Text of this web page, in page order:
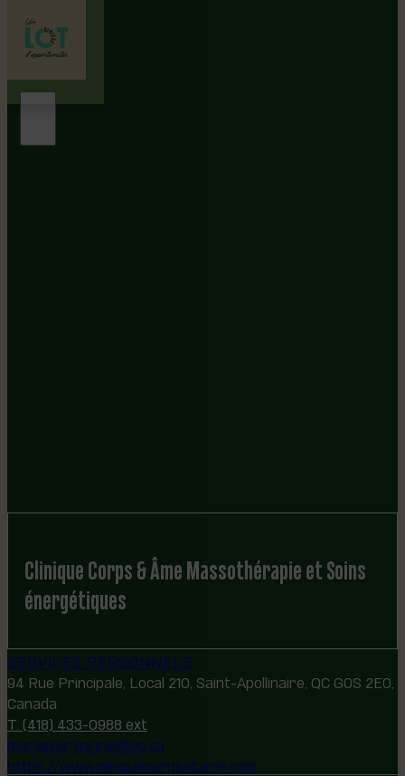
Clinique Corps & Âme Massothérapie et Soins
énergétiques
SERVICES PERSONNELS
94 Rue Principale, Local 210, Saint-Apollinaire, QC G0S 2E0,
Canada
T. (418) 433-0988 ext
mariepier.gagne@live.ca
https://www.cliniquecorpsetame.com